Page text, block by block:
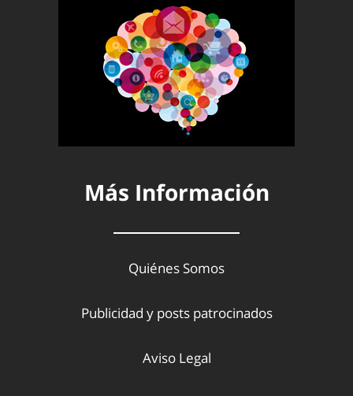
Más Información
Quiénes Somos
Publicidad y posts patrocinados
Aviso Legal